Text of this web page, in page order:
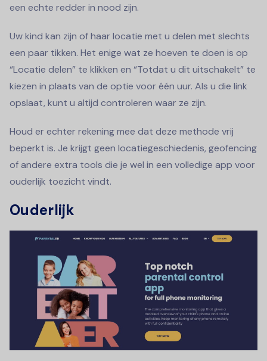
een echte redder in nood zijn.
Uw kind kan zijn of haar locatie met u delen met slechts
een paar tikken. Het enige wat ze hoeven te doen is op
“Locatie delen” te klikken en “Totdat u dit uitschakelt” te
kiezen in plaats van de optie voor één uur. Als u die link
opslaat, kunt u altijd controleren waar ze zijn.
Houd er echter rekening mee dat deze methode vrij
beperkt is. Je krijgt geen locatiegeschiedenis, geofencing
of andere extra tools die je wel in een volledige app voor
ouderlijk toezicht vindt.
Ouderlijk